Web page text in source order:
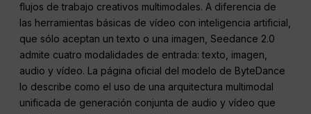
flujos de trabajo creativos multimodales. A diferencia de
las herramientas básicas de vídeo con inteligencia artificial,
que sólo aceptan un texto o una imagen, Seedance 2.0
admite cuatro modalidades de entrada: texto, imagen,
audio y vídeo. La página oficial del modelo de ByteDance
lo describe como el uso de una arquitectura multimodal
unificada de generación conjunta de audio y vídeo que